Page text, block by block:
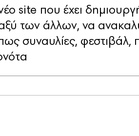
site που έχει
των άλλων, να
συναυλίες, φεστιβάλ,